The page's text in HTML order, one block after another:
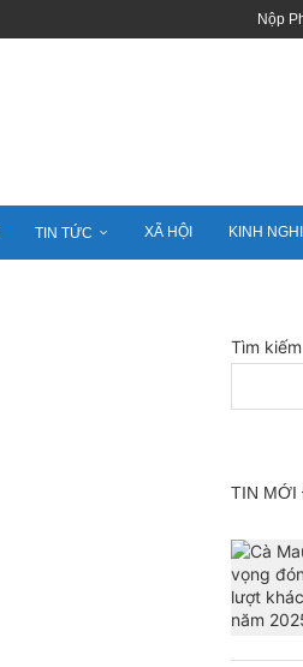
Nộp
TIN TỨC XÃ HỘI KINH
Tìm kiếm
TIN MỚI